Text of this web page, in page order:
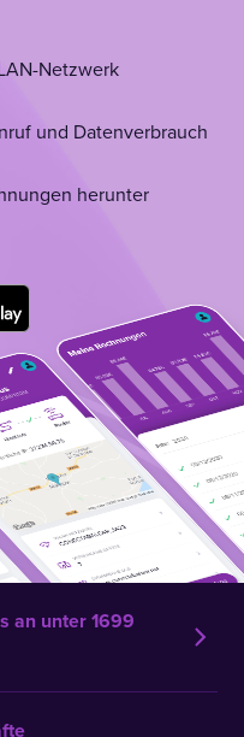
Netzwerk
und Datenverbrauch
herunter
an unter 1699